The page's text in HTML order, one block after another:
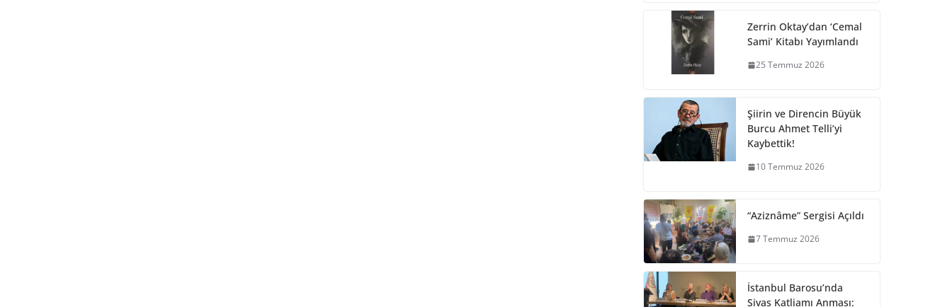
Zerrin Oktay’dan ‘Cemal
Sami’ Kitabı Yayımlandı
25 Temmuz 2026
Şiirin ve Direncin Büyük
Burcu Ahmet Telli’yi
Kaybettik!
10 Temmuz 2026
“Aziznâme” Sergisi Açıldı
7 Temmuz 2026
İstanbul Barosu’nda
Sivas Katliamı Anması: